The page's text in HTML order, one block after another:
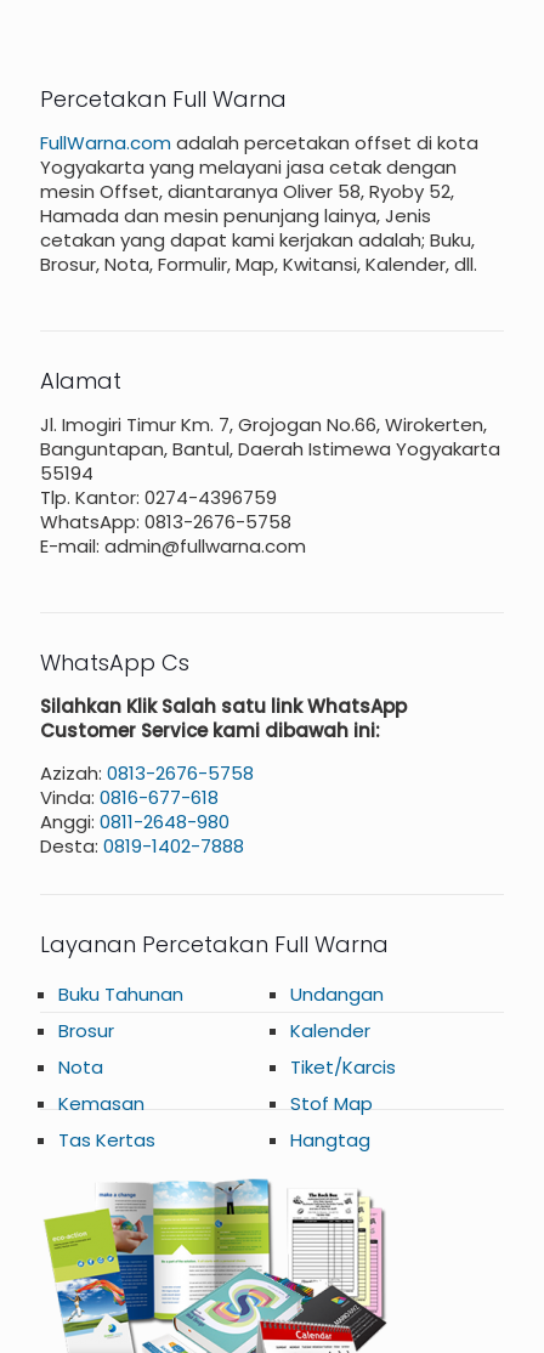
Percetakan Full Warna
FullWarna.comadalah percetakan offset di kota
Yogyakarta yang melayani jasa cetak dengan
mesin Offset, diantaranya Oliver 58, Ryoby 52,
Hamada dan mesin penunjang lainya, Jenis
cetakan yang dapat kami kerjakan adalah; Buku,
Brosur, Nota, Formulir, Map, Kwitansi, Kalender, dll.
Alamat
Jl. Imogiri Timur Km. 7, Grojogan No.66, Wirokerten,
Banguntapan, Bantul, Daerah Istimewa Yogyakarta
55194
Tlp. Kantor: 0274-4396759
WhatsApp: 0813-2676-5758
E-mail: admin@fullwarna.com
WhatsApp Cs
Silahkan Klik Salah satu link WhatsApp
Customer Service kami dibawah ini:
Azizah: 0813-2676-5758
Vinda: 0816-677-618
Anggi: 0811-2648-980
Desta: 0819-1402-7888
Layanan Percetakan Full Warna
Buku Tahunan
Brosur
Nota
Kemasan
Tas Kertas
Undangan
Kalender
Tiket/Karcis
Stof Map
Hangtag